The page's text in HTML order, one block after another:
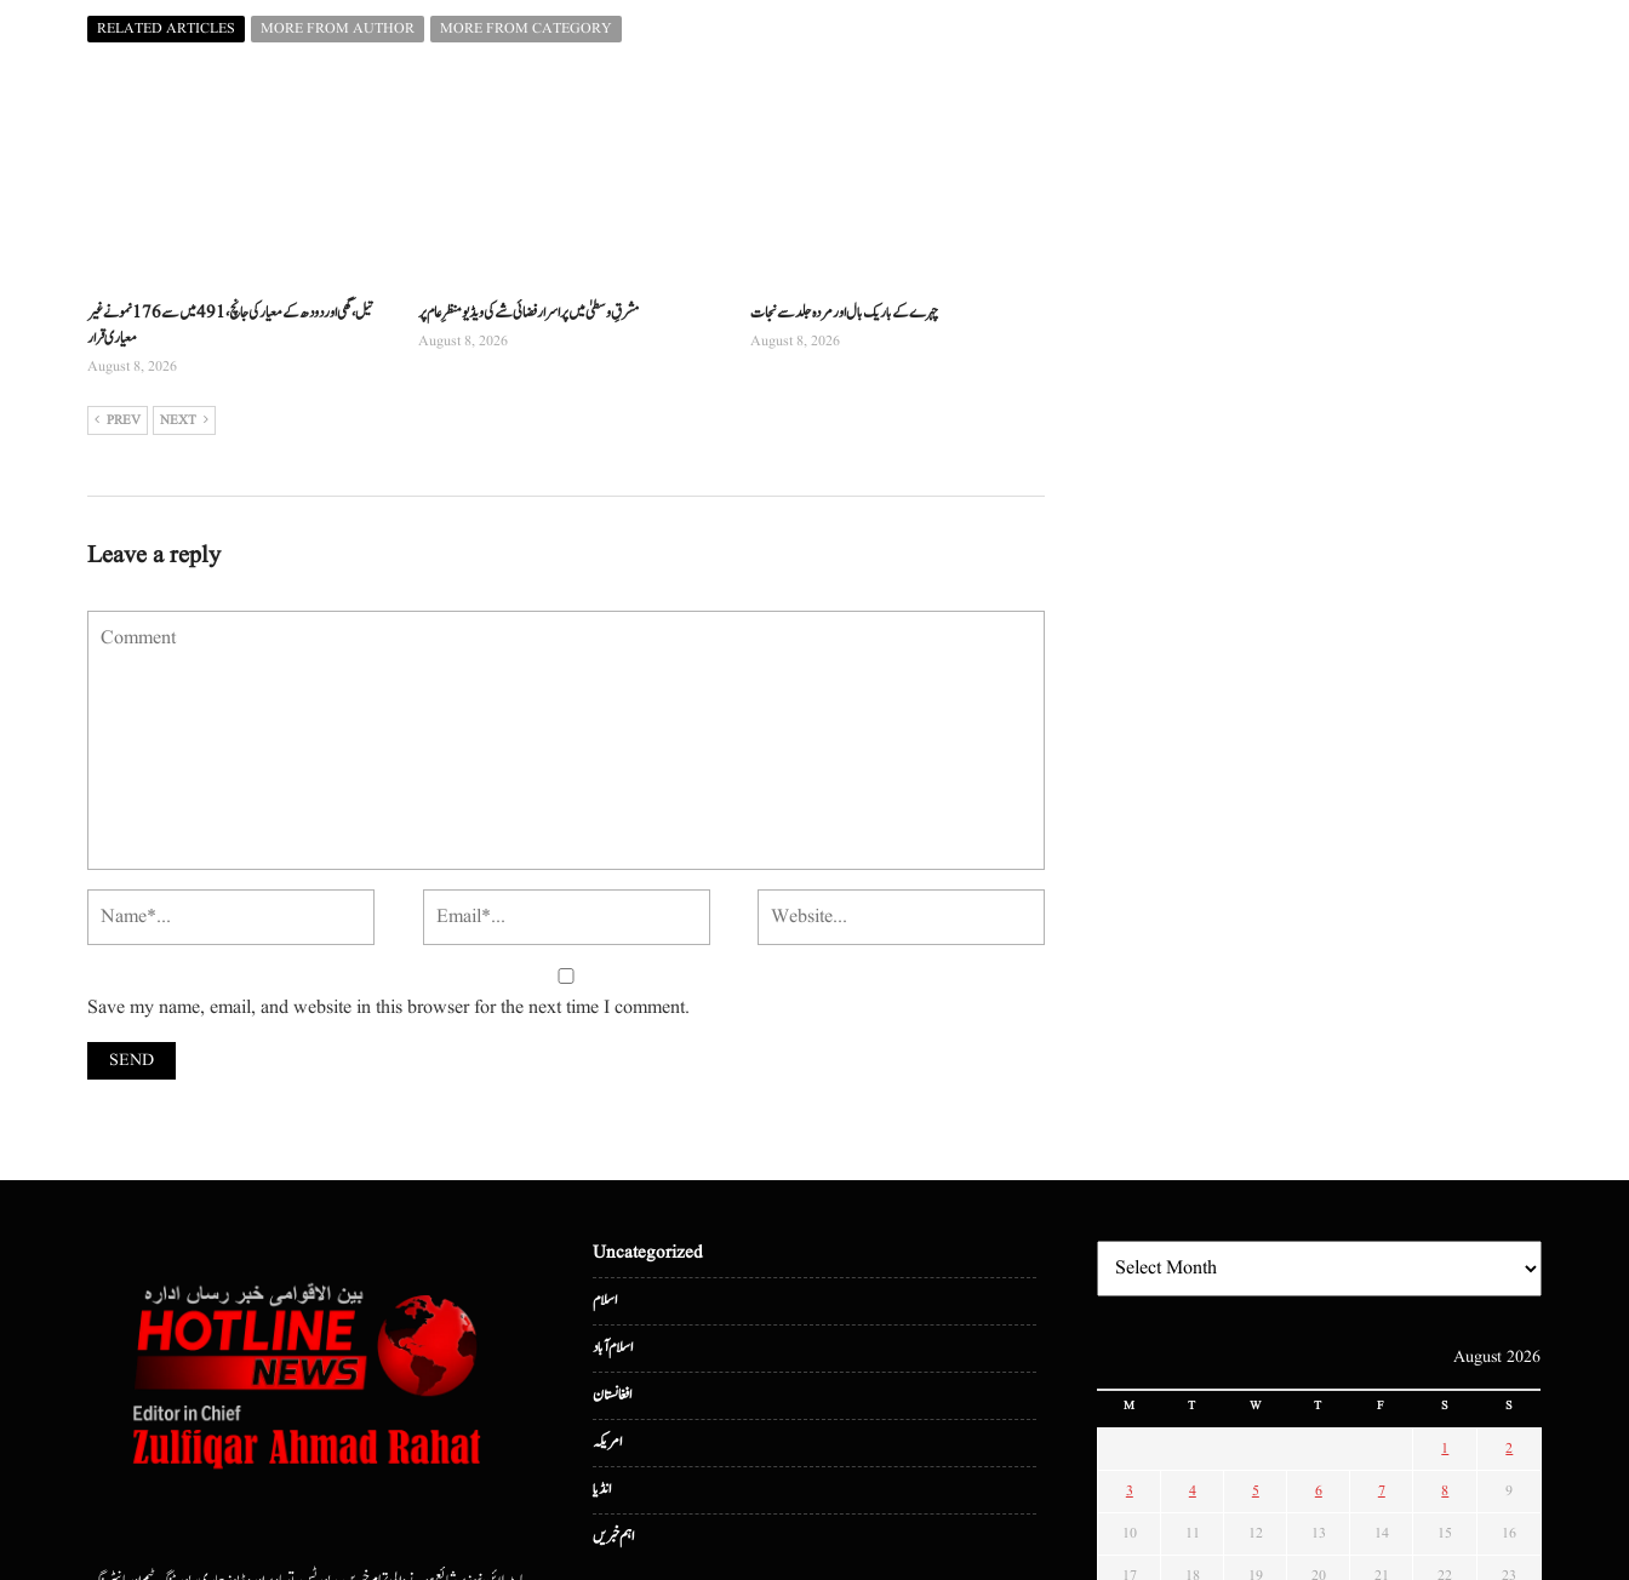
RELATED ARTICLES MORE FROM AUTHOR MORE FROM CATEGORY
تیل، گھی اور دودھ کے معیار کی جانچ، 491 میں سے 176 نمونے غیر
معیاری قرار
August 8, 2026
مشرقِ وسطیٰ میں پراسرار فضائی شے کی ویڈیو منظرِ عام پر
August 8, 2026
چہرے کے باریک بال اور مردہ جلد سے نجات
August 8, 2026
PREV NEXT
Leave a reply
Save my name, email, and website in this browser for the next time I comment.
Uncategorized
اسلام
اسلام آباد
افغانستان
امریکہ
انڈیا
اہم خبریں
August 2026
M T W T F S S
1 2
3 4 5 6 7 8 9
10 11 12 13 14 15 16